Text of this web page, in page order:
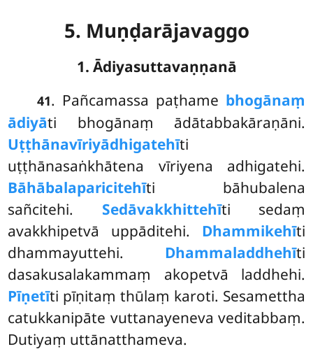
5. Muṇḍarājavaggo
1. Ādiyasuttavaṇṇanā
41. Pañcamassa paṭhame bhogānaṃ
ādiyāti bhogānaṃ ādātabbakāraṇāni.
Uṭṭhānavīriyādhigatehīti
uṭṭhānasaṅkhātena vīriyena adhigatehi.
Bāhābalaparicitehīti bāhubalena
sañcitehi. Sedāvakkhittehīti sedaṃ
avakkhipetvā uppāditehi. Dhammikehīti
dhammayuttehi. Dhammaladdhehīti
dasakusalakammaṃ akopetvā laddhehi.
Pīṇetīti pīṇitaṃ thūlaṃ karoti. Sesamettha
catukkanipāte vuttanayeneva veditabbaṃ.
Dutiyaṃ uttānatthameva.